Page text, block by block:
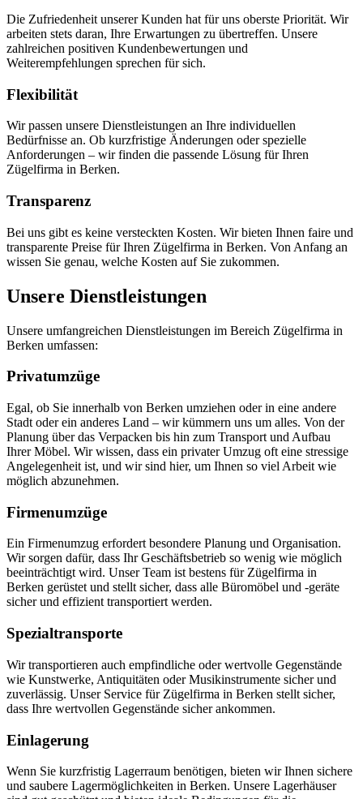
Die Zufriedenheit unserer Kunden hat für uns oberste Priorität. Wir
arbeiten stets daran, Ihre Erwartungen zu übertreffen. Unsere
zahlreichen positiven Kundenbewertungen und
Weiterempfehlungen sprechen für sich.
Flexibilität
Wir passen unsere Dienstleistungen an Ihre individuellen
Bedürfnisse an. Ob kurzfristige Änderungen oder spezielle
Anforderungen – wir finden die passende Lösung für Ihren
Zügelfirma in Berken.
Transparenz
Bei uns gibt es keine versteckten Kosten. Wir bieten Ihnen faire und
transparente Preise für Ihren Zügelfirma in Berken. Von Anfang an
wissen Sie genau, welche Kosten auf Sie zukommen.
Unsere Dienstleistungen
Unsere umfangreichen Dienstleistungen im Bereich Zügelfirma in
Berken umfassen:
Privatumzüge
Egal, ob Sie innerhalb von Berken umziehen oder in eine andere
Stadt oder ein anderes Land – wir kümmern uns um alles. Von der
Planung über das Verpacken bis hin zum Transport und Aufbau
Ihrer Möbel. Wir wissen, dass ein privater Umzug oft eine stressige
Angelegenheit ist, und wir sind hier, um Ihnen so viel Arbeit wie
möglich abzunehmen.
Firmenumzüge
Ein Firmenumzug erfordert besondere Planung und Organisation.
Wir sorgen dafür, dass Ihr Geschäftsbetrieb so wenig wie möglich
beeinträchtigt wird. Unser Team ist bestens für Zügelfirma in
Berken gerüstet und stellt sicher, dass alle Büromöbel und -geräte
sicher und effizient transportiert werden.
Spezialtransporte
Wir transportieren auch empfindliche oder wertvolle Gegenstände
wie Kunstwerke, Antiquitäten oder Musikinstrumente sicher und
zuverlässig. Unser Service für Zügelfirma in Berken stellt sicher,
dass Ihre wertvollen Gegenstände sicher ankommen.
Einlagerung
Wenn Sie kurzfristig Lagerraum benötigen, bieten wir Ihnen sichere
und saubere Lagermöglichkeiten in Berken. Unsere Lagerhäuser